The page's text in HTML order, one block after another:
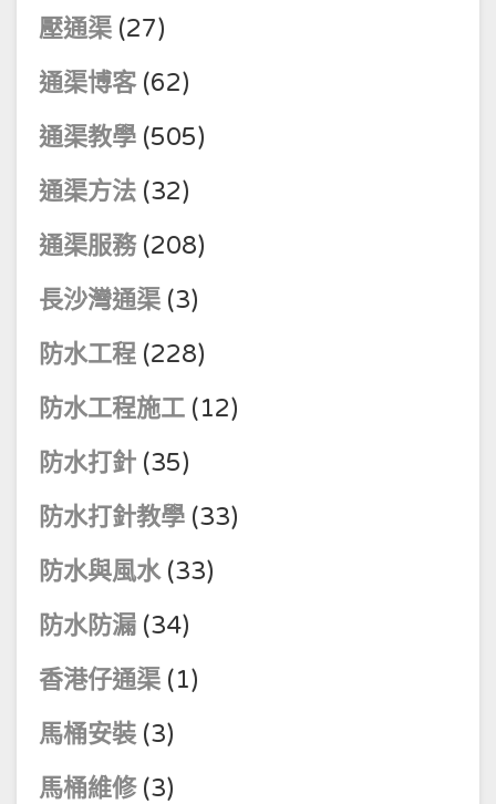
壓通渠 (27)
通渠博客(62)
通渠教學 (505)
通渠方法 (32)
通渠服務(208)
長沙灣通渠 (3)
防水工程 (228)
防水工程施工 (12)
防水打針 (35)
防水打針教學 (33)
防水與風水(33)
防水防漏 (34)
香港仔通渠 (1)
馬桶安裝 (3)
馬桶維修(3)